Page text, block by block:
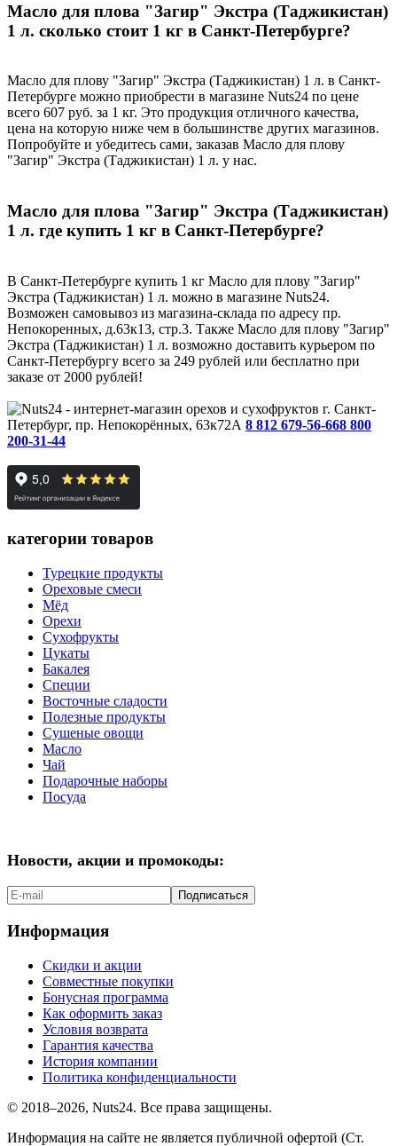
Масло для плова "Загир" Экстра (Таджикистан)
1 л. сколько стоит 1 кг в Санкт-Петербурге?
Масло для плову "Загир" Экстра (Таджикистан) 1 л. в Санкт-
Петербурге можно приобрести в магазине Nuts24 по цене
всего 607 руб. за 1 кг. Это продукция отличного качества,
цена на которую ниже чем в большинстве других магазинов.
Попробуйте и убедитесь сами, заказав Масло для плову
"Загир" Экстра (Таджикистан) 1 л. у нас.
Масло для плова "Загир" Экстра (Таджикистан)
1 л. где купить 1 кг в Санкт-Петербурге?
В Санкт-Петербурге купить 1 кг Масло для плову "Загир"
Экстра (Таджикистан) 1 л. можно в магазине Nuts24.
Возможен самовывоз из магазина-склада по адресу пр.
Непокоренных, д.63к13, стр.3. Также Масло для плову "Загир"
Экстра (Таджикистан) 1 л. возможно доставить курьером по
Санкт-Петербургу всего за 249 рублей или бесплатно при
заказе от 2000 рублей!
г. Санкт-
Петербург, пр. Непокорённых, 63к72А 8 812 679-56-668 800
200-31-44
категории товаров
Турецкие продукты
Ореховые смеси
Мёд
Орехи
Сухофрукты
Цукаты
Бакалея
Специи
Восточные сладости
Полезные продукты
Сушеные овощи
Масло
Чай
Подарочные наборы
Посуда
Новости, акции и промокоды:
Подписаться
Информация
Скидки и акции
Совместные покупки
Бонусная программа
Как оформить заказ
Условия возврата
Гарантия качества
История компании
Политика конфиденциальности
© 2018–2026, Nuts24. Все права защищены.
Информация на сайте не является публичной офертой (Ст.